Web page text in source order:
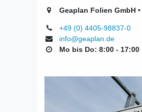
Geaplan Folien GmbH
+49 (0) 4405-98837-0
info@geaplan.de
Mo bis Do: 8:00 - 17:00